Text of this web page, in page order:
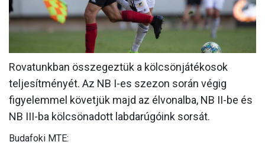
GALÉRIA
SZURKOLÓI ÉLMÉNYEK
AKKREDITÁCIÓ
Rovatunkban összegeztük a kölcsönjátékosok
teljesítményét. Az NB I-es szezon során végig
figyelemmel követjük majd az élvonalba, NB II-be és
NB III-ba kölcsönadott labdarúgóink sorsát.
Budafoki MTE: